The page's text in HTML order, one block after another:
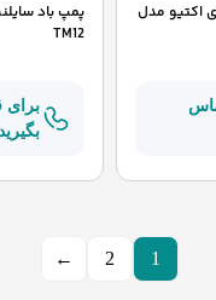
10 لیتری اکتیو مدل
TM12
1
2
←